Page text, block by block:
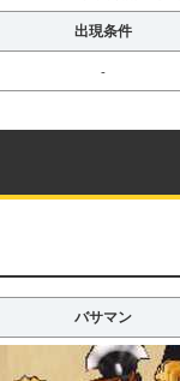
出現条件
-
バサマン